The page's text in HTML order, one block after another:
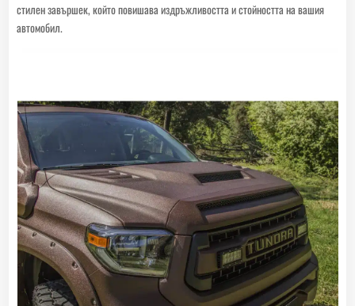
стилен завършек, който повишава издръжливостта и стойността на вашия
автомобил.